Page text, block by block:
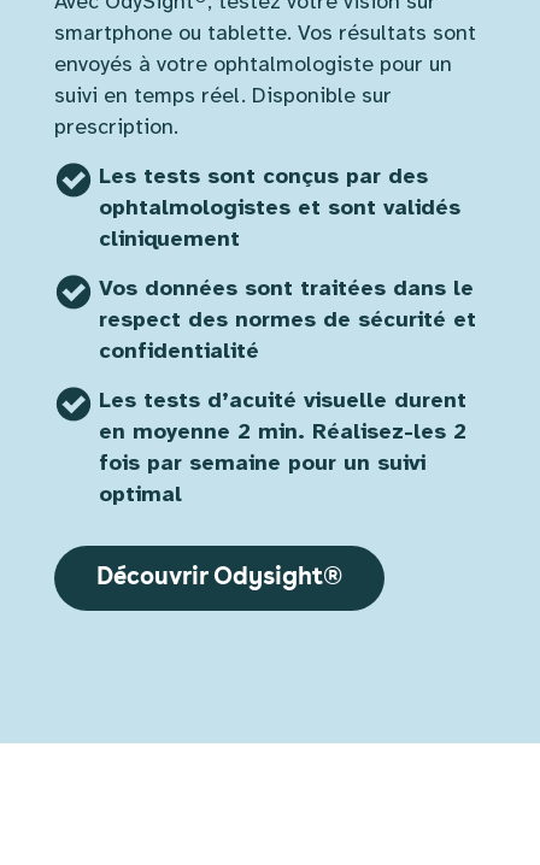
smartphone ou tablette. Vos résultats sont
envoyés à votre ophtalmologiste pour un
suivi en temps réel. Disponible sur
prescription.
Les tests sont conçus par des
ophtalmologistes et sont validés
cliniquement
Vos données sont traitées dans le
respect des normes de sécurité et
confidentialité
Les tests d’acuité visuelle durent
en moyenne 2 min. Réalisez-les 2
fois par semaine pour un suivi
optimal
Découvrir Odysight®